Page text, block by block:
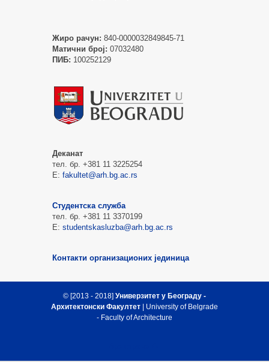
Жиро рачун: 840-0000032849845-71
Матични број: 07032480
ПИБ: 100252129
Деканат
тел. бр. +381 11 3225254
Е: fakultet@arh.bg.ac.rs
Студентска служба
тел. бр. +381 11 3370199
Е: studentskasluzba@arh.bg.ac.rs
Контакти организационих јединица
© [2013 - 2018] Универзитет у Београду -
Архитектонски Факултет | University of Belgrade
- Faculty of Architecture